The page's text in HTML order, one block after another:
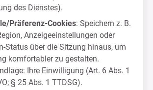
des Dienstes).
Präferenz-Cookies: Speichern z. B.
Anzeigeeinstellungen oder
Status über die Sitzung hinaus, um
komfortabler zu gestalten.
Ihre Einwilligung (Art. 6 Abs. 1
§ 25 Abs. 1 TTDSG).